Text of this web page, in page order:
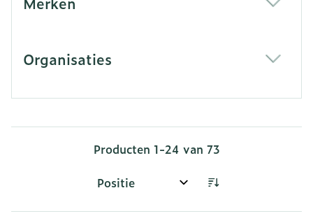
Organisaties
Producten 1-24 van 73
Sorteer op: